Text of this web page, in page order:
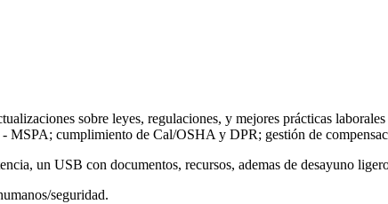
sobre leyes, regulaciones, y mejores prácticas
cumplimiento de Cal/OSHA y DPR; gestión de
un USB con documentos, recursos, ademas de desayuno
seguridad.